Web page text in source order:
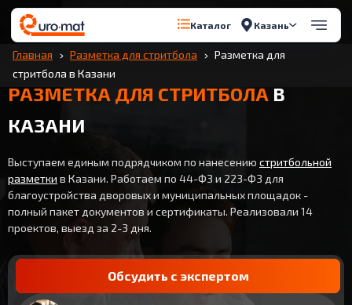
Каталог Казань
Главная Разметка для стритбола
Разметка для
стритбола в Казани
РАЗМЕТКА ДЛЯ СТРИТБОЛА В
КАЗАНИ
Выступаем единым подрядчиком по нанесению стритбольной
разметки в Казани. Работаем по 44-ФЗ и 223-ФЗ для
благоустройства дворовых и муниципальных площадок -
полный пакет документов и сертификаты. Реализовали 14
проектов, выезд за 2-3 дня.
Обсудить с экспертом